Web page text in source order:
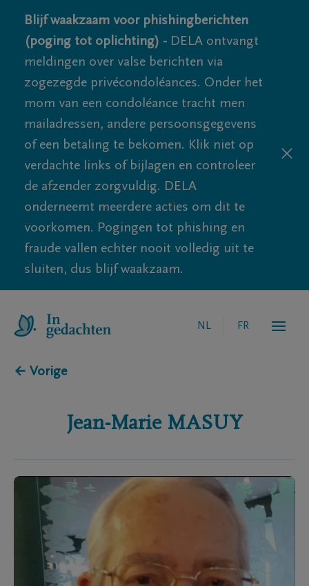
Blijf waakzaam voor phishingberichten
(poging tot oplichting) - DELA ontvangt
meldingen over valse berichten via
zogezegde privécondoléances. Onder het
mom van een condoléance tracht men
mailadressen, andere persoonsgegevens
of een betaling te bekomen. Klik niet op
verdachte links of bijlagen en controleer
de afzender zorgvuldig. DELA
onderneemt meerdere acties om dit te
voorkomen. Pogingen tot phishing en
fraude vallen echter nooit volledig uit te
sluiten, dus blijf waakzaam.
NL FR
← Vorige
Jean-Marie MASUY